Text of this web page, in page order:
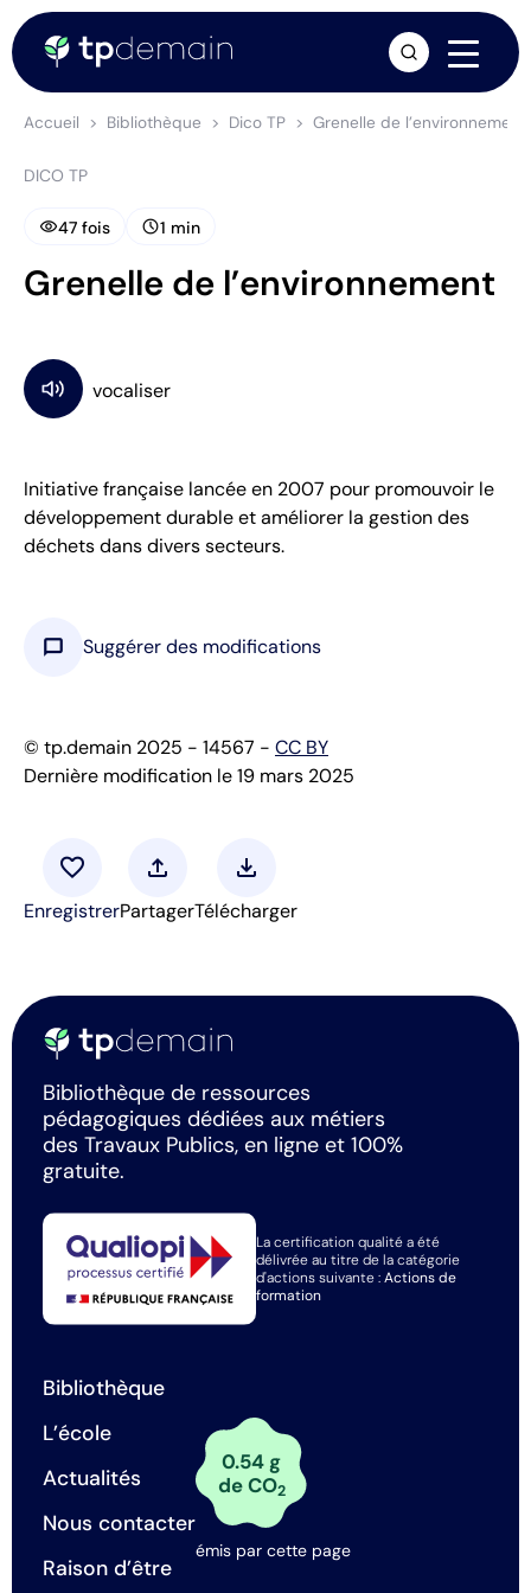
Accueil Bibliothèque Dico TP Grenelle de l’environnement
DICO TP
visibility47 fois schedule1 min
Grenelle de l’environnement
Initiative française lancée en 2007 pour promouvoir le
développement durable et améliorer la gestion des
déchets dans divers secteurs.
chat_bubble Suggérer des modifications
© tp.demain 2025 - 14567 - CC BY
Dernière modification le 19 mars 2025
favorite
Enregistrer
upload
Partager
download
Télécharger
Bibliothèque de ressources
pédagogiques dédiées aux métiers
des Travaux Publics, en ligne et 100%
gratuite.
La certification qualité a été
délivrée au titre de la catégorie
d'actions suivante :Actions de
formation
Bibliothèque
L’école
Actualités
Nous contacter
Raison d’être
0.54 g
de CO2
émis par cette page
arrow_forward